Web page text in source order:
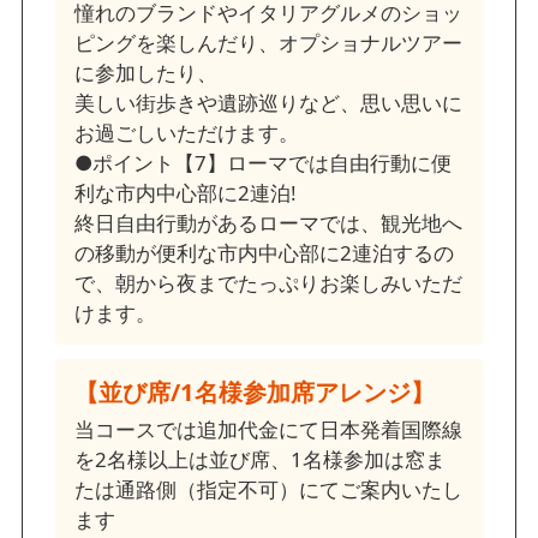
憧れのブランドやイタリアグルメのショッ
ピングを楽しんだり、オプショナルツアー
に参加したり、
美しい街歩きや遺跡巡りなど、思い思いに
お過ごしいただけます。
●ポイント【7】ローマでは自由行動に便
利な市内中心部に2連泊!
終日自由行動があるローマでは、観光地へ
の移動が便利な市内中心部に2連泊するの
で、朝から夜までたっぷりお楽しみいただ
けます。
【並び席/1名様参加席アレンジ】
当コースでは追加代金にて日本発着国際線
を2名様以上は並び席、1名様参加は窓ま
たは通路側（指定不可）にてご案内いたし
ます